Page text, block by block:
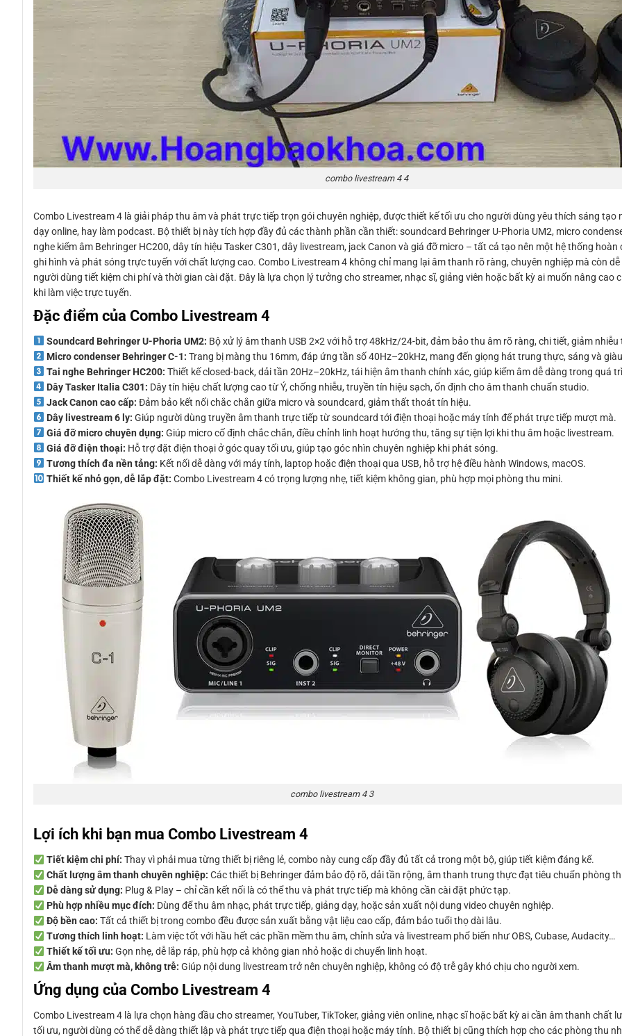
combo livestream 4 4
Combo Livestream 4 là giải pháp thu âm và phát trực tiếp trọn gói chuyên nghiệp, được thiết kế tối ưu cho người dùng yêu thích sáng tạo
dạy online, hay làm podcast. Bộ thiết bị này tích hợp đầy đủ các thành phần cần thiết: soundcard Behringer U-Phoria UM2, micro
nghe kiểm âm Behringer HC200, dây tín hiệu Tasker C301, dây livestream, jack Canon và giá đỡ micro – tất cả tạo nên một hệ thống hoàn
ghi hình và phát sóng trực tuyến với chất lượng cao. Combo Livestream 4 không chỉ mang lại âm thanh rõ ràng, chuyên nghiệp mà còn
người dùng tiết kiệm chi phí và thời gian cài đặt. Đây là lựa chọn lý tưởng cho streamer, nhạc sĩ, giảng viên hoặc bất kỳ ai muốn nâng cao
khi làm việc trực tuyến.
Đặc điểm của Combo Livestream 4
Soundcard Behringer U-Phoria UM2: Bộ xử lý âm thanh USB 2×2 với hỗ trợ 48kHz/24-bit, đảm bảo thu âm rõ ràng, chi tiết, giảm nhiễu
Micro condenser Behringer C-1: Trang bị màng thu 16mm, đáp ứng tần số 40Hz–20kHz, mang đến giọng hát trung thực, sáng và
Tai nghe Behringer HC200: Thiết kế closed-back, dải tần 20Hz–20kHz, tái hiện âm thanh chính xác, giúp kiểm âm dễ dàng trong quá
Dây Tasker Italia C301: Dây tín hiệu chất lượng cao từ Ý, chống nhiễu, truyền tín hiệu sạch, ổn định cho âm thanh chuẩn studio.
Jack Canon cao cấp: Đảm bảo kết nối chắc chắn giữa micro và soundcard, giảm thất thoát tín hiệu.
Dây livestream 6 ly: Giúp người dùng truyền âm thanh trực tiếp từ soundcard tới điện thoại hoặc máy tính để phát trực tiếp mượt mà.
Giá đỡ micro chuyên dụng: Giúp micro cố định chắc chắn, điều chỉnh linh hoạt hướng thu, tăng sự tiện lợi khi thu âm hoặc livestream.
Giá đỡ điện thoại: Hỗ trợ đặt điện thoại ở góc quay tối ưu, giúp tạo góc nhìn chuyên nghiệp khi phát sóng.
Tương thích đa nền tảng: Kết nối dễ dàng với máy tính, laptop hoặc điện thoại qua USB, hỗ trợ hệ điều hành Windows, macOS.
Thiết kế nhỏ gọn, dễ lắp đặt: Combo Livestream 4 có trọng lượng nhẹ, tiết kiệm không gian, phù hợp mọi phòng thu mini.
combo livestream 4 3
Lợi ích khi bạn mua Combo Livestream 4
Tiết kiệm chi phí: Thay vì phải mua từng thiết bị riêng lẻ, combo này cung cấp đầy đủ tất cả trong một bộ, giúp tiết kiệm đáng kể.
Chất lượng âm thanh chuyên nghiệp: Các thiết bị Behringer đảm bảo độ rõ, dải tần rộng, âm thanh trung thực đạt tiêu chuẩn phòng
Dễ dàng sử dụng: Plug & Play – chỉ cần kết nối là có thể thu và phát trực tiếp mà không cần cài đặt phức tạp.
Phù hợp nhiều mục đích: Dùng để thu âm nhạc, phát trực tiếp, giảng dạy, hoặc sản xuất nội dung video chuyên nghiệp.
Độ bền cao: Tất cả thiết bị trong combo đều được sản xuất bằng vật liệu cao cấp, đảm bảo tuổi thọ dài lâu.
Tương thích linh hoạt: Làm việc tốt với hầu hết các phần mềm thu âm, chỉnh sửa và livestream phổ biến như OBS, Cubase, Audacity…
Thiết kế tối ưu: Gọn nhẹ, dễ lắp ráp, phù hợp cả không gian nhỏ hoặc di chuyển linh hoạt.
Âm thanh mượt mà, không trễ: Giúp nội dung livestream trở nên chuyên nghiệp, không có độ trễ gây khó chịu cho người xem.
Ứng dụng của Combo Livestream 4
Combo Livestream 4 là lựa chọn hàng đầu cho streamer, YouTuber, TikToker, giảng viên online, nhạc sĩ hoặc bất kỳ ai cần âm thanh chất
tối ưu, người dùng có thể dễ dàng thiết lập và phát trực tiếp qua điện thoại hoặc máy tính. Bộ thiết bị cũng thích hợp cho các phòng thu